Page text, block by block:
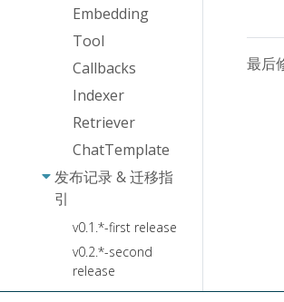
说明
ChatTemplate
ChatModel 使
用说明
ToolsNode&Tool
使用说明
如何创建一
AgenticModel
使用说明[Beta]
AgenticToolsNode&Tool
使用说明[Beta]
力与规范
Interrupt &
CheckPoint使
Agent 实现
ChatModel
Plan-
Agent
DeepAgents
Agent Runner
与扩展
Eino human-in-
the-loop框架：
技术架构指南
ChatModelAgentMiddleware
FileSystem
Backend
Agentkit
Sandbox
FileSystem
Skill
Summarization
Agent Callback
速入门
指南
Eino Dev 可视
指南
ARK
Embedding
Tool
Callbacks
Indexer
Retriever
ChatTemplate
发布记录 & 迁移指
引
v0.1.*-first release
v0.2.*-second
release
v0.3.*-tiny break
最后